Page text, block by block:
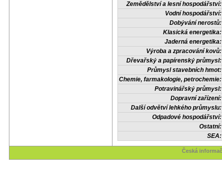
Zemědělství a lesní hospodářství:
Vodní hospodářství:
Dobývání nerostů:
Klasická energetika:
Jaderná energetika:
Výroba a zpracování kovů:
Dřevařský a papírenský průmysl:
Průmysl stavebních hmot:
Chemie, farmakologie, petrochemie:
Potravinářský průmysl:
Dopravní zařízení:
Další odvětví lehkého průmyslu:
Odpadové hospodářství:
Ostatní:
SEA:
Česká